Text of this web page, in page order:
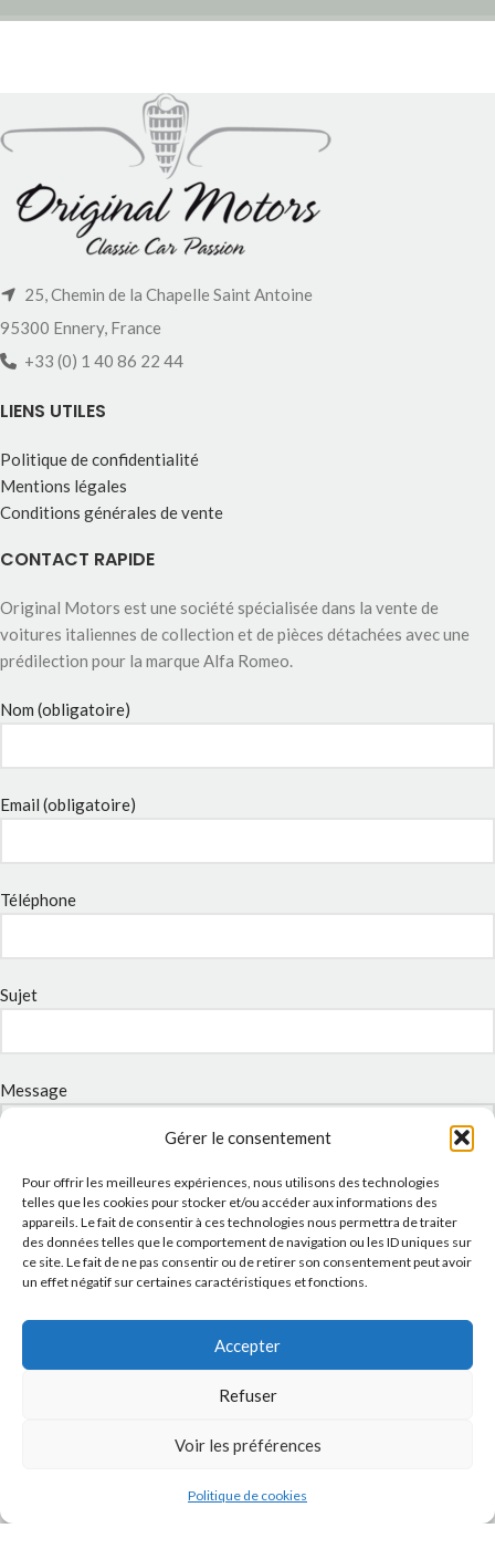
Gérer le consentement
Pour offrir les meilleures expériences, nous utilisons des technologies
telles que les cookies pour stocker et/ou accéder aux informations des
appareils. Le fait de consentir à ces technologies nous permettra de traiter
des données telles que le comportement de navigation ou les ID uniques sur
ce site. Le fait de ne pas consentir ou de retirer son consentement peut avoir
un effet négatif sur certaines caractéristiques et fonctions.
Accepter
Refuser
Voir les préférences
Politique de cookies
25, Chemin de la Chapelle Saint Antoine
95300 Ennery, France
+33 (0) 1 40 86 22 44
LIENS UTILES
Politique de confidentialité
Mentions légales
Conditions générales de vente
CONTACT RAPIDE
Original Motors est une société spécialisée dans la vente de
voitures italiennes de collection et de pièces détachées avec une
prédilection pour la marque Alfa Romeo.
Nom (obligatoire)
Email (obligatoire)
Téléphone
Sujet
Message
Politique de confidentialité